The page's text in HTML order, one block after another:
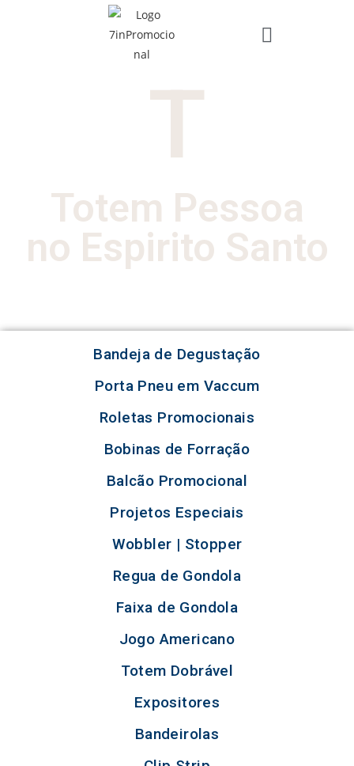
T
Totem Pessoa
no Espirito Santo
Bandeja de Degustação
Porta Pneu em Vaccum
Roletas Promocionais
Bobinas de Forração
Balcão Promocional
Projetos Especiais
Wobbler | Stopper
Regua de Gondola
Faixa de Gondola
Jogo Americano
Totem Dobrável
Expositores
Bandeirolas